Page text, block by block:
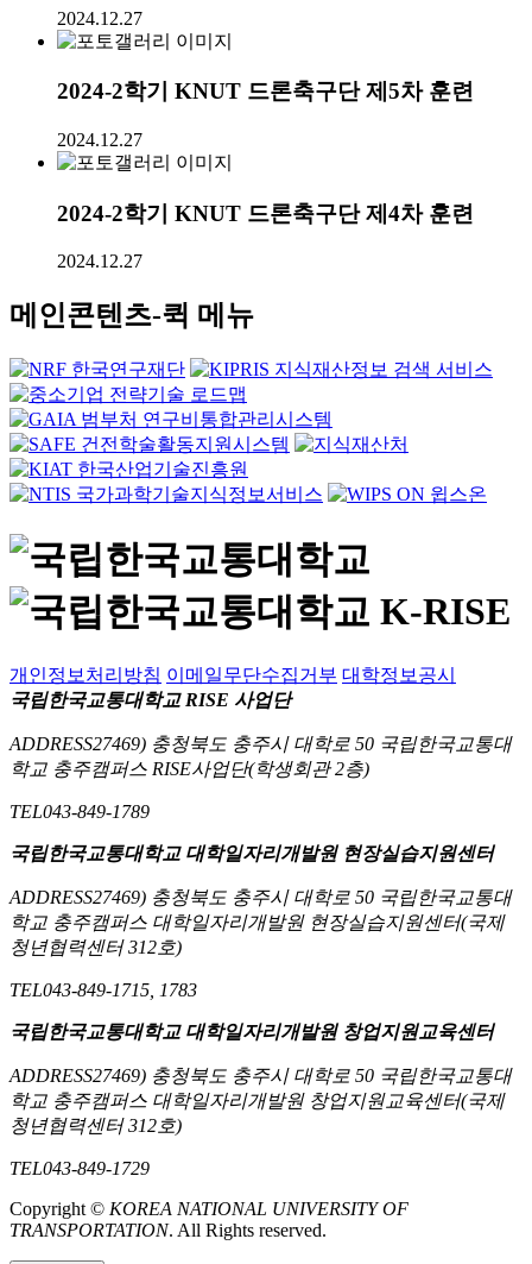
2024.12.27
2024-2학기 KNUT 드론축구단 제5차 훈련
2024.12.27
2024-2학기 KNUT 드론축구단 제4차 훈련
2024.12.27
메인콘텐츠-퀵 메뉴
개인정보처리방침 이메일무단수집거부 대학정보공시
국립한국교통대학교 RISE 사업단
ADDRESS27469) 충청북도 충주시 대학로 50 국립한국교통대
학교 충주캠퍼스 RISE사업단(학생회관 2층)
TEL043-849-1789
국립한국교통대학교 대학일자리개발원 현장실습지원센터
ADDRESS27469) 충청북도 충주시 대학로 50 국립한국교통대
학교 충주캠퍼스 대학일자리개발원 현장실습지원센터(국제
청년협력센터 312호)
TEL043-849-1715, 1783
국립한국교통대학교 대학일자리개발원 창업지원교육센터
ADDRESS27469) 충청북도 충주시 대학로 50 국립한국교통대
학교 충주캠퍼스 대학일자리개발원 창업지원교육센터(국제
청년협력센터 312호)
TEL043-849-1729
Copyright © KOREA NATIONAL UNIVERSITY OF
TRANSPORTATION. All Rights reserved.